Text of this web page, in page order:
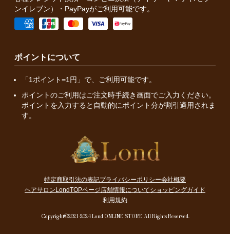
ンイレブン）・PayPayがご利用可能です。
ポイントについて
「1ポイント=1円」で、ご利用可能です。
ポイントのご利用はご注文時手続き画面でご入力ください。
ポイントを入力すると自動的にポイント分が割引適用されま
す。
特定商取引法の表記プライバシーポリシー会社概要
ヘアサロンLondTOPページ店舗情報についてショッピングガイド
利用規約
Copyright©2021-2024 Lond ONLINE STORE All Rights Reserved.